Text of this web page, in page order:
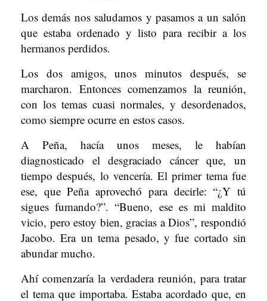
Los demás nos saludamos y pasamos a un salón
que estaba ordenado y listo para recibir a los
hermanos perdidos.
Los dos amigos, unos minutos después, se
marcharon. Entonces comenzamos la reunión,
con los temas cuasi normales, y desordenados,
como siempre ocurre en estos casos.
A Peña, hacía unos meses, le habían
diagnosticado el desgraciado cáncer que, un
tiempo después, lo vencería. El primer tema fue
ese, que Peña aprovechó para decirle: “¿Y tú
sigues fumando?”. “Bueno, ese es mi maldito
vicio, pero estoy bien, gracias a Dios”, respondió
Jacobo. Era un tema pesado, y fue cortado sin
abundar mucho.
Ahí comenzaría la verdadera reunión, para tratar
el tema que importaba. Estaba acordado que, en